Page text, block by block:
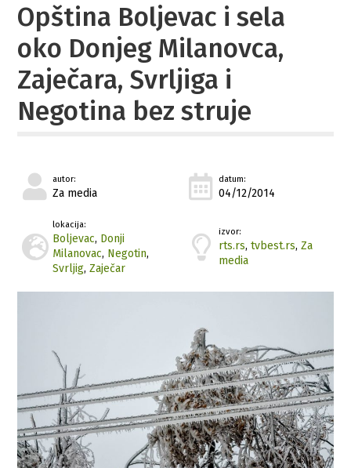
Opština Boljevac i sela
oko Donjeg Milanovca,
Zaječara, Svrljiga i
Negotina bez struje
autor:
Za media
datum:
04/12/2014
lokacija:
Boljevac, Donji
Milanovac, Negotin,
Svrljig,Zaječar
izvor:
rts.rs,tvbest.rs,Za
media